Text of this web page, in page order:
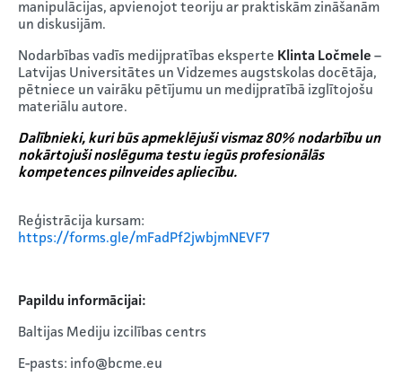
manipulācijas, apvienojot teoriju ar praktiskām zināšanām
un diskusijām.
Nodarbības vadīs medijpratības eksperte Klinta Ločmele –
Latvijas Universitātes un Vidzemes augstskolas docētāja,
pētniece un vairāku pētījumu un medijpratībā izglītojošu
materiālu autore.
Dalībnieki, kuri būs apmeklējuši vismaz 80% nodarbību un
nokārtojuši noslēguma testu iegūsprofesionālās
kompetences pilnveidesapliecību.
Reģistrācija kursam:
https://forms.gle/mFadPf2jwbjmNEVF7
Papildu informācijai:
Baltijas Mediju izcilības centrs
E-pasts: info@bcme.eu